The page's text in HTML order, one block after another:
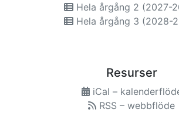
Hela årgång 2 (2027-
Hela årgång 3 (2028-
Resurser
iCal –
RSS – webbflöde